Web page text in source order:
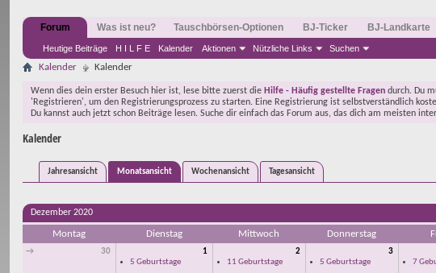
Forum
Heutige Beiträge H I L F E Kalender Aktionen Nützliche Links Suchen
Was ist neu? Tauschbörsen-Optionen BJ-Ticker BJ-Landkarte
Kalender Kalender
Wenn dies dein erster Besuch hier ist, lese bitte zuerst die Hilfe - Häufig gestellte Fragen durch. Du
'Registrieren', um den Registrierungsprozess zu starten. Eine Registrierung ist selbstverständlich
Du kannst auch jetzt schon Beiträge lesen. Suche dir einfach das Forum aus, das dich am meisten
Kalender
Jahresansicht
Monatsansicht Wochenansicht Tagesansicht
Dezember 2020
Montag Dienstag Mittwoch Donnerstag
→ 30
1
5 Geburtstage
2
11 Geburtstage
3
5 Geburtstage
7